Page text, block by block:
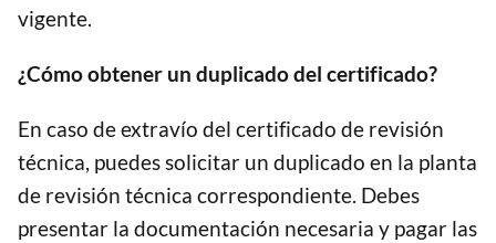
vigente.
¿Cómo obtener un duplicado del certificado?
En caso de extravío del certificado de revisión
técnica, puedes solicitar un duplicado en la planta
de revisión técnica correspondiente. Debes
presentar la documentación necesaria y pagar las